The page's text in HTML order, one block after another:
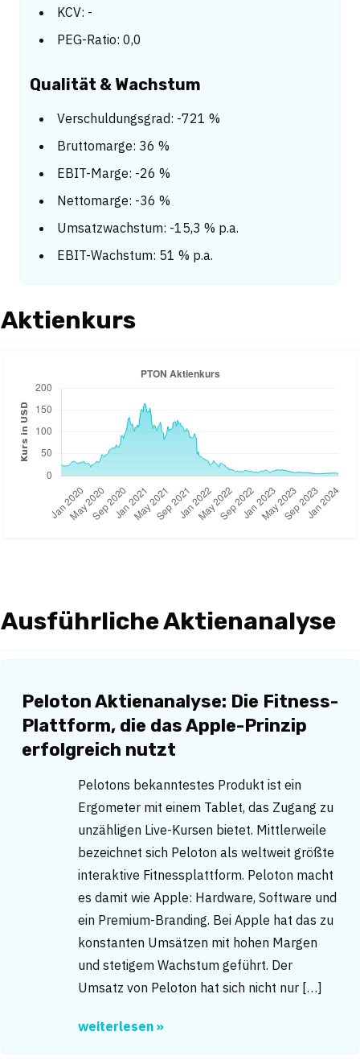
KCV: -
PEG-Ratio: 0,0
Qualität & Wachstum
Verschuldungsgrad: -721 %
Bruttomarge: 36 %
EBIT-Marge: -26 %
Nettomarge: -36 %
Umsatzwachstum: -15,3 % p.a.
EBIT-Wachstum: 51 % p.a.
Aktienkurs
Ausführliche Aktienanalyse
Peloton Aktienanalyse: Die Fitness-
Plattform, die das Apple-Prinzip
erfolgreich nutzt
Pelotons bekanntestes Produkt ist ein
Ergometer mit einem Tablet, das Zugang zu
unzähligen Live-Kursen bietet. Mittlerweile
bezeichnet sich Peloton als weltweit größte
interaktive Fitnessplattform. Peloton macht
es damit wie Apple: Hardware, Software und
ein Premium-Branding. Bei Apple hat das zu
konstanten Umsätzen mit hohen Margen
und stetigem Wachstum geführt. Der
Umsatz von Peloton hat sich nicht nur […]
weiterlesen »